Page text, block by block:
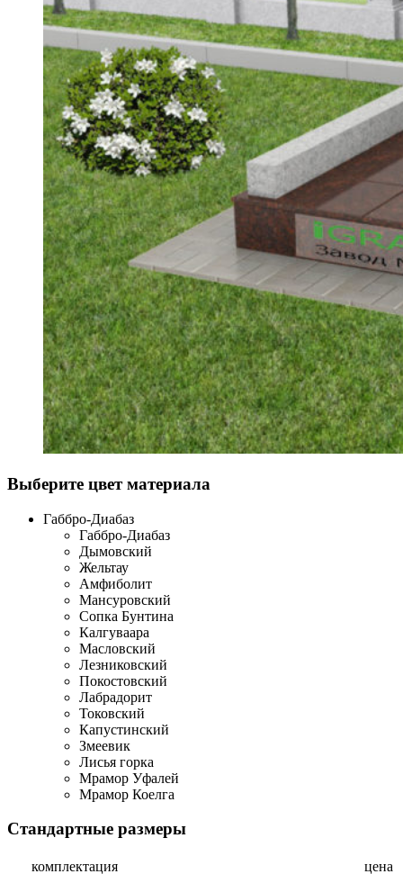
Выберите цвет материала
Габбро-Диабаз
Габбро-Диабаз
Дымовский
Жельтау
Амфиболит
Мансуровский
Сопка Бунтина
Калгуваара
Масловский
Лезниковский
Покостовский
Лабрадорит
Токовский
Капустинский
Змеевик
Лисья горка
Мрамор Уфалей
Мрамор Коелга
Стандартные размеры
комплектация цена